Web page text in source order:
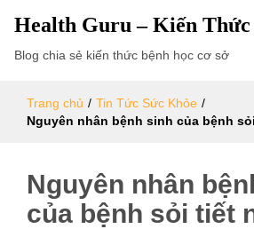
Health Guru – Kiến Thức
Blog chia sẻ kiến thức bệnh học cơ sở
Trang chủ / Tin Tức Sức Khỏe /
Nguyên nhân bệnh sinh của bệnh
Nguyên nhân
của bệnh sỏi tiết